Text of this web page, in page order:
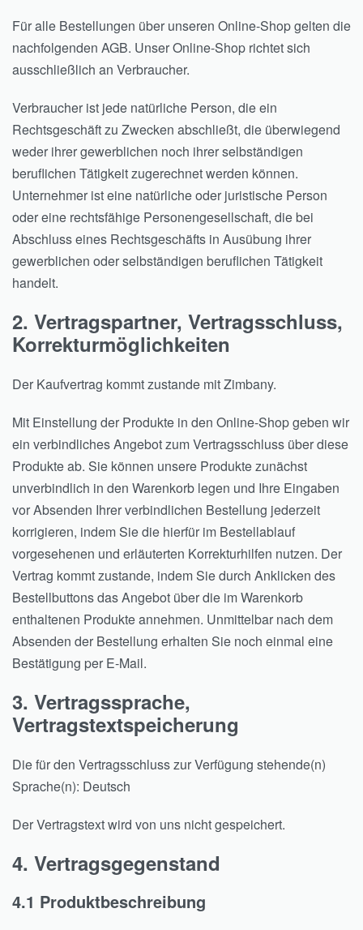
Für alle Bestellungen über unseren Online-Shop gelten die
nachfolgenden AGB. Unser Online-Shop richtet sich
ausschließlich an Verbraucher.
Verbraucher ist jede natürliche Person, die ein
Rechtsgeschäft zu Zwecken abschließt, die überwiegend
weder ihrer gewerblichen noch ihrer selbständigen
beruflichen Tätigkeit zugerechnet werden können.
Unternehmer ist eine natürliche oder juristische Person
oder eine rechtsfähige Personengesellschaft, die bei
Abschluss eines Rechtsgeschäfts in Ausübung ihrer
gewerblichen oder selbständigen beruflichen Tätigkeit
handelt.
2. Vertragspartner, Vertragsschluss,
Korrekturmöglichkeiten
Der Kaufvertrag kommt zustande mit Zimbany.
Mit Einstellung der Produkte in den Online-Shop geben wir
ein verbindliches Angebot zum Vertragsschluss über diese
Produkte ab. Sie können unsere Produkte zunächst
unverbindlich in den Warenkorb legen und Ihre Eingaben
vor Absenden Ihrer verbindlichen Bestellung jederzeit
korrigieren, indem Sie die hierfür im Bestellablauf
vorgesehenen und erläuterten Korrekturhilfen nutzen. Der
Vertrag kommt zustande, indem Sie durch Anklicken des
Bestellbuttons das Angebot über die im Warenkorb
enthaltenen Produkte annehmen. Unmittelbar nach dem
Absenden der Bestellung erhalten Sie noch einmal eine
Bestätigung per E-Mail.
3. Vertragssprache,
Vertragstextspeicherung
Die für den Vertragsschluss zur Verfügung stehende(n)
Sprache(n): Deutsch
Der Vertragstext wird von uns nicht gespeichert.
4. Vertragsgegenstand
4.1 Produktbeschreibung